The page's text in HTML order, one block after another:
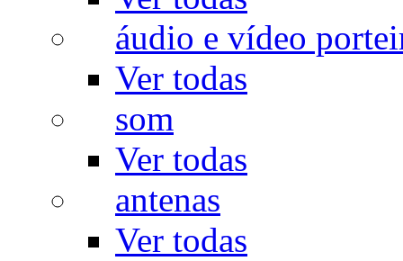
áudio e vídeo
Ver todas
som
Ver todas
antenas
Ver todas